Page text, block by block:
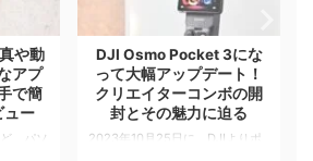
や動
アプ
で簡
ュー
、パソ
DJI Osmo Pocket 3にな
って大幅アップデート！
クリエイターコンボの開
封とその魅力に迫る
2023年10月25日に、DJIよりポ